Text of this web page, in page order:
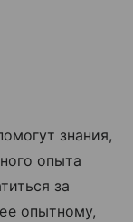
знания,
опыта
за
опытному,